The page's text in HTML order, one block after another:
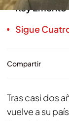
Rey Emérito
Sigue
Compartir
Tras casi dos
vuelve a su